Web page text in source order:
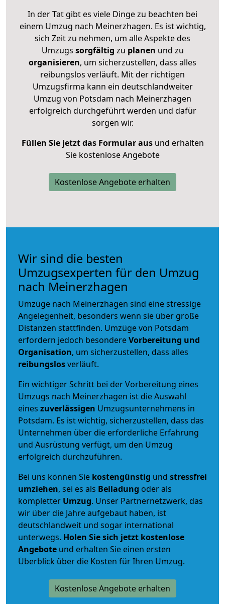
In der Tat gibt es viele Dinge zu beachten bei
einem Umzug nach Meinerzhagen. Es ist wichtig,
sich Zeit zu nehmen, um alle Aspekte des
Umzugs sorgfältig zu planen und zu
organisieren, um sicherzustellen, dass alles
reibungslos verläuft. Mit der richtigen
Umzugsfirma kann ein deutschlandweiter
Umzug von Potsdam nach Meinerzhagen
erfolgreich durchgeführt werden und dafür
sorgen wir.
Füllen Sie jetzt das Formular ausund erhalten
Sie kostenlose Angebote
Kostenlose Angebote erhalten
Wir sind die besten
Umzugsexperten für den Umzug
nach Meinerzhagen
Umzüge nach Meinerzhagen sind eine stressige
Angelegenheit, besonders wenn sie über große
Distanzen stattfinden. Umzüge von Potsdam
erfordern jedoch besondereVorbereitung und
Organisation, um sicherzustellen, dass alles
reibungslosverläuft.
Ein wichtiger Schritt bei der Vorbereitung eines
Umzugs nach Meinerzhagen ist die Auswahl
eines zuverlässigen Umzugsunternehmens in
Potsdam. Es ist wichtig, sicherzustellen, dass das
Unternehmen über die erforderliche Erfahrung
und Ausrüstung verfügt, um den Umzug
erfolgreich durchzuführen.
Bei uns können Sie kostengünstig und stressfrei
umziehen, sei es als Beiladung oder als
kompletter Umzug. Unser Partnernetzwerk, das
wir über die Jahre aufgebaut haben, ist
deutschlandweit und sogar international
unterwegs. Holen Sie sich jetzt kostenlose
Angebote und erhalten Sie einen ersten
Überblick über die Kosten für Ihren Umzug.
Kostenlose Angebote erhalten